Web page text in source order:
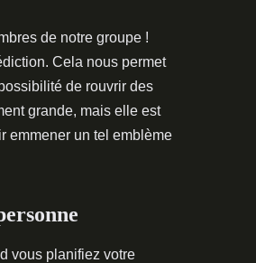
de notre groupe !
Cela nous permet
de rouvrir des
grande, mais elle est
emmener un tel emblème
vous planifiez votre